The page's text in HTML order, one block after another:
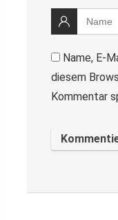
Name, E-
diesem
Kommentar